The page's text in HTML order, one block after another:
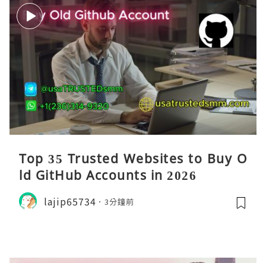
Top 35 Trusted Websites to Buy O
ld GitHub Accounts in 2026
lajip65734 3分鐘前